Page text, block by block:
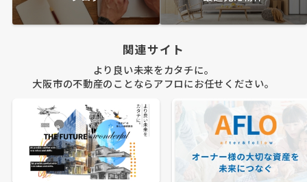
関連サイト
より良い未来をカタチに。
大阪市の不動産のことならアフロにお任せください。